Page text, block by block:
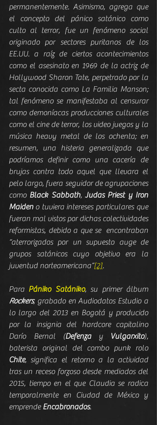
permanentemente. Asimismo, agrega que
el concepto del pánico satánico como
culto al terror, fue un fenómeno social
originado por sectores puritanos de los
EE.UU. a raíz de ciertos acontecimientos
como el asesinato en 1969 de la actriz de
Hollywood Sharon Tate, perpetrado por la
secta conocida como La Familia Manson;
tal fenómeno se manifestaba al censurar
como demoníacas producciones culturales
como el cine de terror, los video juegos y la
música heavy metal de los ochenta; en
resumen, una histeria generalizada que
podríamos definir como una cacería de
brujas contra todo aquel que llevara el
pelo largo, fuera seguidor de agrupaciones
como Black Sabbath, Judas Priest y Iron
Maiden o tuviera intereses particulares que
fueran mal vistos por dichas colectividades
reformistas, debido a que se  encontraban
“aterrorizados por un supuesto auge de
grupos satánicos cuyo objetivo era la
juventud norteamericana”[2].
Para Pániko Satániko
Rockers, grabado en Audiodatos Estudio a
lo largo del 2013 en Bogotá y producido
por la insignia del hardcore capitalino
Darío Bernal (Defenza y Vulgarxito),
baterista original del combo punk rolo
Chite, significa el retorno a la actividad
tras un receso forzoso desde mediados del
2015, tiempo en el que Claudia se radica
temporalmente en Ciudad de México y
emprende Encabronados.